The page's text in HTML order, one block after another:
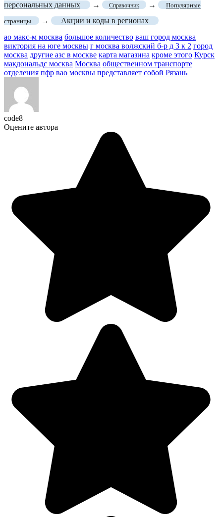
персональных данных
→ Справочник → Популярные
страницы →
Акции и коды в регионах
ао макс-м москва большое количество ваш город москва
виктория на юге москвы г москва волжский б-р д 3 к 2 город
москва другие азс в москве карта магазина кроме этого Курск
макдональдс москва Москва общественном транспорте
отделения пфр вао москвы представляет собой Рязань
code8
Оцените автора